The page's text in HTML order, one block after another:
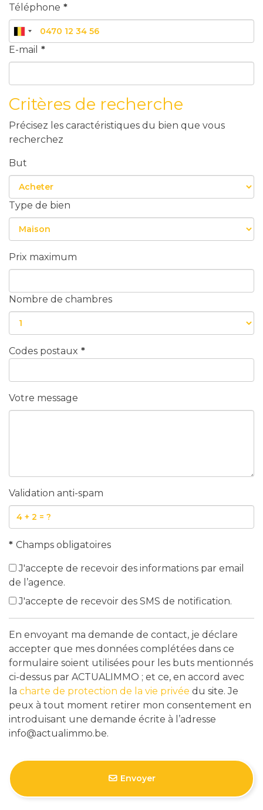
Téléphone *
E-mail *
Critères de recherche
Précisez les caractéristiques du bien que vous
recherchez
But
Type de bien
Prix maximum
Nombre de chambres
Codes postaux *
Votre message
Validation anti-spam
* Champs obligatoires
J'accepte de recevoir des informations par email
de l’agence.
J'accepte de recevoir des SMS de notification.
En envoyant ma demande de contact, je déclare
accepter que mes données complétées dans ce
formulaire soient utilisées pour les buts mentionnés
ci-dessus par ACTUALIMMO ; et ce, en accord avec
la charte de protection de la vie privée du site. Je
peux à tout moment retirer mon consentement en
introduisant une demande écrite à l’adresse
info@actualimmo.be.
Envoyer